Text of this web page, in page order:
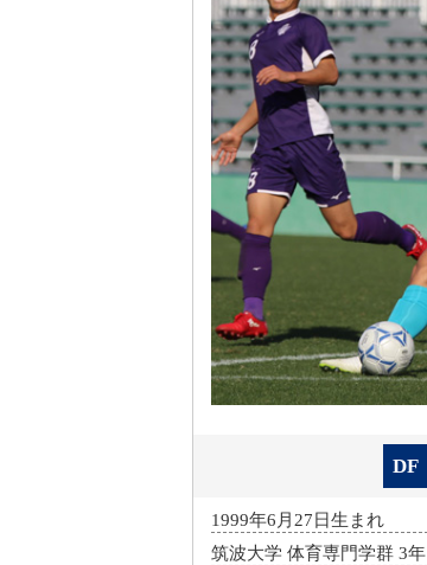
DF
1999年6月27日生まれ
筑波大学 体育専門学群 3年